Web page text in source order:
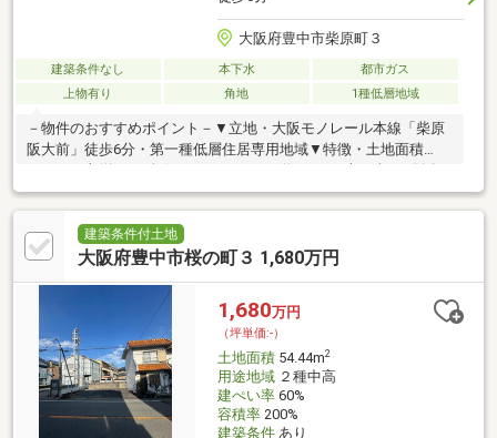
大阪府豊中市柴原町３
建築条件なし 本下水
都市ガス
上物有り
角地 1種低層地域
－物件のおすすめポイント－▼立地・大阪モノレール本線「柴原
阪大前」徒歩6分・第一種低層住居専用地域▼特徴・土地面積
151.49平米(約45.82坪) ※セットバック約20.09平米を含む※別途
私道約8.71平米有(共有持分1／4)・建ぺい率60%・容積率150%・
接道間口は南東側約10.2m・北東側約11.1m・建築条件付宅地販売
ではありません・お好きな建築会社を選択可能※宅地造成等工事
規制区域(各都道府県知事へ「許可」等の申請が必要となる場合
の詳細・ご相談はお気軽にお問い合わせください。
建築条件付土地
大阪府豊中市桜の町３ 1,680万円
1,680万円
（坪単価:-）
土地面積54.44m2
用途地域２種中高
建ぺい率60%
容積率200%
建築条件あり